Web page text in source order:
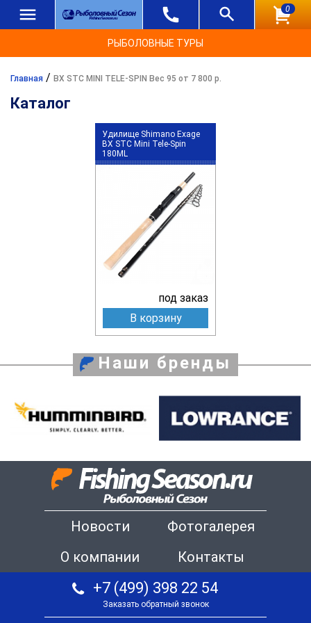
0
РЫБОЛОВНЫЕ ТУРЫ
Главная / BX STC MINI TELE-SPIN Вес 95 от 7 800 р.
Каталог
Удилище Shimano Exage
BX STC Mini Tele-Spin
180ML
под заказ
В корзину
Наши бренды
Новости
Фотогалерея
О компании
Контакты
+7 (499) 398 22 54
Заказать обратный звонок